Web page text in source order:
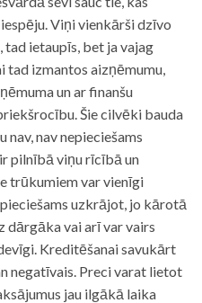
Viņi vienkārši dzīvo
tad ietaupīs, bet ja vajag
tad izmantos aizņēmumu,
un ar finanšu
Šie cilvēki bauda
nav, nav nepieciešams
pilnībā viņu rīcībā un
trūkumiem var vienīgi
uzkrājot, jo kārotā
dārgāka vai arī var vairs
Kreditēšanai savukārt
negatīvais. Preci varat lietot
jau ilgākā laika